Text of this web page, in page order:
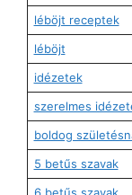
léböjt receptek
léböjt
idézetek
szerelmes
boldog
5 betűs szavak